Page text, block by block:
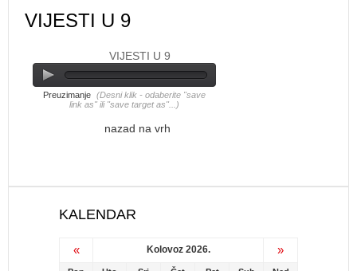
VIJESTI U 9
VIJESTI U 9
Preuzimanje (Desni klik - odaberite "save
link as" ili "save target as"...)
nazad na vrh
KALENDAR
« Kolovoz 2026. »
Zaboravili ste lozinku?